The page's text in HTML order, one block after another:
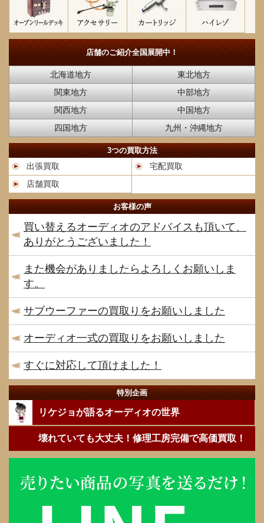
店舗のご紹介全国展開中！
北海道地方
東北地方
関東地方
中部地方
関西地方
中国地方
四国地方
九州・沖縄地方
3つの買取方法
出張買取
宅配買取
店舗買取
お客様の声
買い替えるオーディオのアドバイスも頂いて、
ありがとうございました！
また機会がありましたらよろしくお願いしま
す。
サブウーファーの買取りをお願いしました
オーディオ一式の買取りをお願いしました
すぐに対応して頂けました！
特別企画
リケジョが語るオーディオの世界
壊れていても大丈夫！修理工房完備で高価買取！